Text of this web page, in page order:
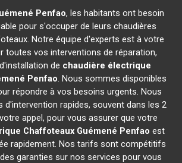
Penfao, les habitants ont besoin
pour s'occuper de leurs chaudières
Notre équipe d'experts est à votre
toutes vos interventions de réparation,
de chaudière électrique
Penfao. Nous sommes disponibles
répondre à vos besoins urgents. Nous
rapides, souvent dans les 2
appel, pour vous assurer que votre
Chaffoteaux Guémené Penfao est
rapidement. Nos tarifs sont compétitifs
garanties sur nos services pour vous